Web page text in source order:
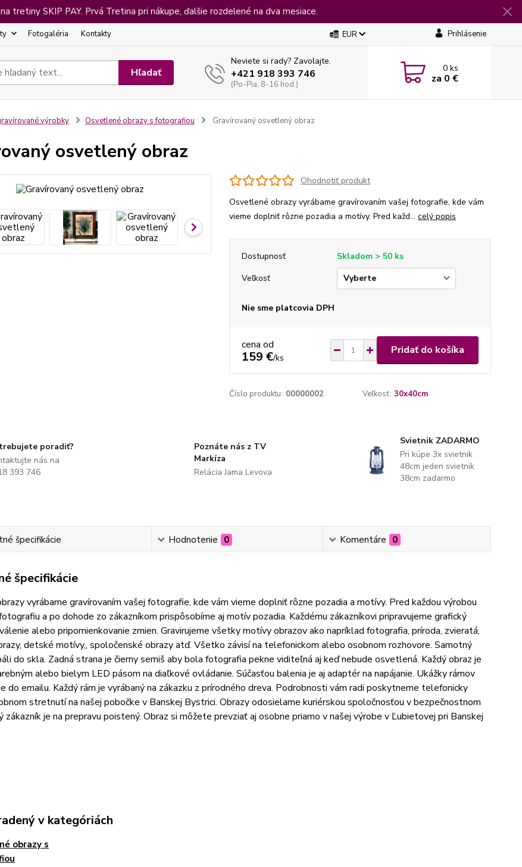
tretiny SKIP PAY. Prvá Tretina pri nákupe, ďalšie rozdelené na dva mesiace.
Fotogaléria Kontakty EUR Prihlásenie
Hľadať
Neviete si rady? Zavolajte.
+421 918 393 746
(Po-Pia, 8-16 hod.)
0ks
za 0 €
výrobky Osvetlené obrazy s fotografiou Gravírovaný osvetlený obraz
osvetlený obraz
Ohodnotiť produkt
Osvetlené obrazy vyrábame gravírovaním vašej fotografie, kde vám
vieme doplniť rôzne pozadia a motívy. Pred každ... celý popis
Dostupnosť
Skladom > 50 ks
Veľkosť
Nie sme platcovia DPH
cena od
159 €/ks
Pridať do košíka
Číslo produktu: 00000002 Veľkosť: 30x40cm
poradiť?
nás na
393 746
Poznáte nás z TV
Markíza
Relácia Jama Levova
Svietnik ZADARMO
Pri kúpe 3x svietnik
48cm jeden svietnik
38cm zadarmo
špecifikácie Hodnotenie 0 Komentáre 0
špecifikácie
vyrábame gravírovaním vašej fotografie, kde vám vieme doplniť rôzne pozadia a motívy. Pred každou výrobou
a po dohode zo zákazníkom prispôsobíme aj motív pozadia. Každému zákazníkovi pripravujeme grafický
alebo pripomienkovanie zmien. Gravirujeme všetky motívy obrazov ako napríklad fotografia, príroda, zvieratá,
detské motívy,, spoločenské obrazy atď. Všetko závisí na telefonickom alebo osobnom rozhovore. Samotný
do skla. Zadná strana je čierny semiš aby bola fotografia pekne viditeľná aj keď nebude osvetlená. Každý obraz je
alebo bielym LED pásom na diaľkové ovládanie. Súčasťou balenia je aj adaptér na napájanie. Ukážky rámov
do emailu. Každý rám je vyrábaný na zákazku z prírodného dreva. Podrobnosti vám radi poskytneme telefonicky
stretnutí na našej pobočke v Banskej Bystrici. Obrazy odosielame kuriérskou spoločnosťou v bezpečnostnom
zákazník je na prepravu poistený. Obraz si môžete prevziať aj osobne priamo v našej výrobe v Ľubietovej pri Banskej
v kategóriách
obrazy s